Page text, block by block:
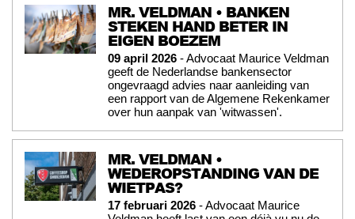
MR. VELDMAN • BANKEN
STEKEN HAND BETER IN
EIGEN BOEZEM
09 april 2026 - Advocaat Maurice Veldman
geeft de Nederlandse bankensector
ongevraagd advies naar aanleiding van
een rapport van de Algemene Rekenkamer
over hun aanpak van 'witwassen'.
MR. VELDMAN •
WEDEROPSTANDING VAN DE
WIETPAS?
17 februari 2026 - Advocaat Maurice